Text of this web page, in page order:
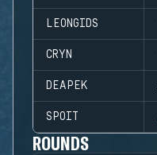
LEONGIDS
CRYN
DEAPEK
SPOIT
ROUNDS